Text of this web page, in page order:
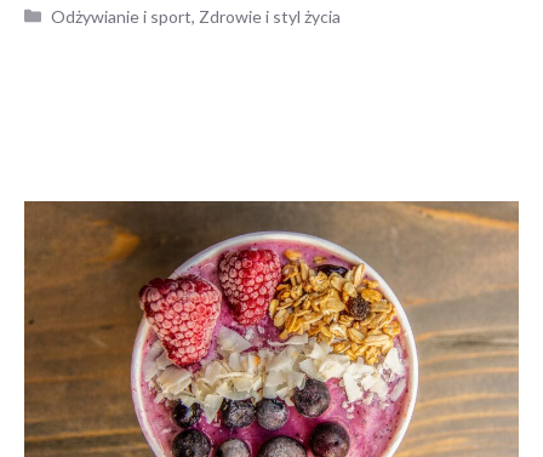
Kategorie
Odżywianie i sport, Zdrowie i styl życia